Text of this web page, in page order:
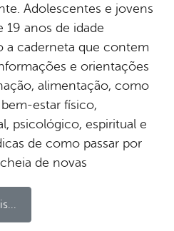
Adolescentes e jovens
19 anos de idade
a caderneta que contem
e orientações
alimentação, como
estar físico,
psicológico, espiritual e
de como passar por
de novas